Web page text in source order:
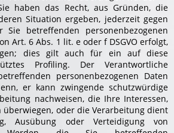
haben das Recht, aus Gründen, die
Situation ergeben, jederzeit gegen
betreffenden personenbezogenen
Art. 6 Abs. 1 lit. e oder f DSGVO erfolgt,
dies gilt auch für ein auf diese
Profiling. Der Verantwortliche
personenbezogenen Daten
er kann zwingende schutzwürdige
nachweisen, die Ihre Interessen,
überwiegen, oder die Verarbeitung dient
Ausübung oder Verteidigung von